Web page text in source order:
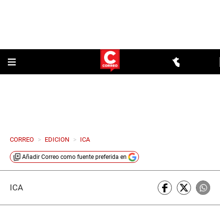
CORREO > EDICION > ICA
Añadir Correo como fuente preferida en
ICA